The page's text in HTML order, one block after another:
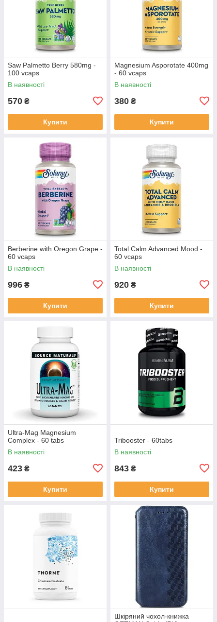
Saw Palmetto Berry 580mg -
100 vcaps
В наявності
570 ₴
Купити
Magnesium Asporotate 400mg
- 60 vcaps
В наявності
380 ₴
Купити
Berberine with Oregon Grape -
60 vcaps
В наявності
996 ₴
Купити
Total Calm Advanced Mood -
60 vcaps
В наявності
920 ₴
Купити
Ultra-Mag Magnesium
Complex - 60 tabs
В наявності
423 ₴
Купити
Tribooster - 60tabs
В наявності
843 ₴
Купити
Шкіряний чохол-книжка